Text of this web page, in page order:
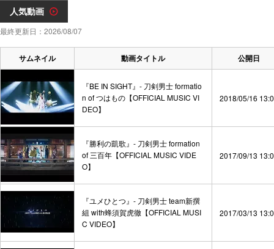
人気動画
最終更新日：2026/08/07
サムネイル 動画タイトル 公開日
『BE IN SIGHT』- 刀剣男士 formatio
n of つはもの【OFFICIAL MUSIC VI
DEO】
2018/05/16
『勝利の凱歌』- 刀剣男士 formation
of 三百年【OFFICIAL MUSIC VIDE
O】
2017/09/13
『ユメひとつ』- 刀剣男士 team新撰
組 with蜂須賀虎徹【OFFICIAL MUSI
C VIDEO】
2017/03/13